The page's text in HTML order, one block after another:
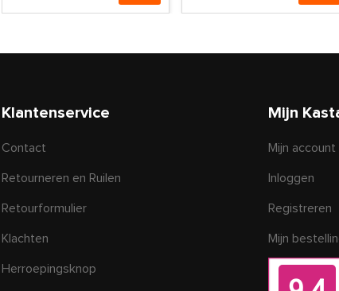
Klantenservice
Contact
Retourneren en Ruilen
Retourformulier
Klachten
Herroepingsknop
Mijn
Mijn account
Inloggen
Registreren
Mijn